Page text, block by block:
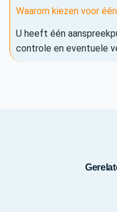
Waarom kiezen voor
U heeft één
controle en eventuele